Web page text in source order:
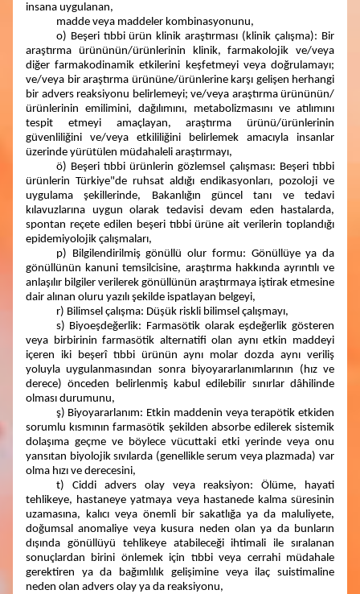
insana uygulanan,
madde veya maddeler kombinasyonunu,
o) Beşeri tıbbi ürün klinik araştırması (klinik çalışma): Bir
araştırma ürününün/ürünlerinin klinik, farmakolojik ve/veya
diğer farmakodinamik etkilerini keşfetmeyi veya doğrulamayı;
ve/veya bir araştırma ürününe/ürünlerine karşı gelişen herhangi
bir advers reaksiyonu belirlemeyi; ve/veya araştırma ürününün/
ürünlerinin emilimini, dağılımını, metabolizmasını ve atılımını
tespit etmeyi amaçlayan, araştırma ürünü/ürünlerinin
güvenliliğini ve/veya etkililiğini belirlemek amacıyla insanlar
üzerinde yürütülen müdahaleli araştırmayı,
ö) Beşeri tıbbi ürünlerin gözlemsel çalışması: Beşeri tıbbi
ürünlerin Türkiye"de ruhsat aldığı endikasyonları, pozoloji ve
uygulama şekillerinde, Bakanlığın güncel tanı ve tedavi
kılavuzlarına uygun olarak tedavisi devam eden hastalarda,
spontan reçete edilen beşeri tıbbi ürüne ait verilerin toplandığı
epidemiyolojik çalışmaları,
p) Bilgilendirilmiş gönüllü olur formu: Gönüllüye ya da
gönüllünün kanuni temsilcisine, araştırma hakkında ayrıntılı ve
anlaşılır bilgiler verilerek gönüllünün araştırmaya iştirak etmesine
dair alınan oluru yazılı şekilde ispatlayan belgeyi,
r) Bilimsel çalışma: Düşük riskli bilimsel çalışmayı,
s) Biyoeşdeğerlik: Farmasötik olarak eşdeğerlik gösteren
veya birbirinin farmasötik alternatifi olan aynı etkin maddeyi
içeren iki beşerî tıbbi ürünün aynı molar dozda aynı veriliş
yoluyla uygulanmasından sonra biyoyararlanımlarının (hız ve
derece) önceden belirlenmiş kabul edilebilir sınırlar dâhilinde
olması durumunu,
ş) Biyoyararlanım: Etkin maddenin veya terapötik etkiden
sorumlu kısmının farmasötik şekilden absorbe edilerek sistemik
dolaşıma geçme ve böylece vücuttaki etki yerinde veya onu
yansıtan biyolojik sıvılarda (genellikle serum veya plazmada) var
olma hızı ve derecesini,
t) Ciddi advers olay veya reaksiyon: Ölüme, hayati
tehlikeye, hastaneye yatmaya veya hastanede kalma süresinin
uzamasına, kalıcı veya önemli bir sakatlığa ya da maluliyete,
doğumsal anomaliye veya kusura neden olan ya da bunların
dışında gönüllüyü tehlikeye atabileceği ihtimali ile sıralanan
sonuçlardan birini önlemek için tıbbi veya cerrahi müdahale
gerektiren ya da bağımlılık gelişimine veya ilaç suistimaline
neden olan advers olay ya da reaksiyonu,